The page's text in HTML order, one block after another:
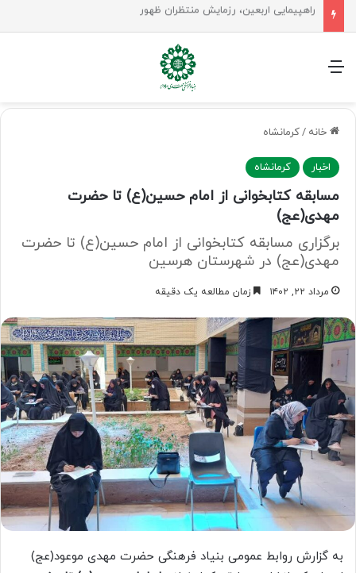
منو
خانه /کرمانشاه
اخبار کرمانشاه
مسابقه کتابخوانی از امام حسین(ع) تا حضرت
مهدی(عج)
برگزاری مسابقه کتابخوانی از امام حسین(ع) تا حضرت
مهدی(عج) در شهرستان هرسین
مرداد ۲۲, ۱۴۰۲ زمان مطالعه یک دقیقه
به گزارش روابط عمومی بنیاد فرهنگی حضرت مهدی موعود(عج)